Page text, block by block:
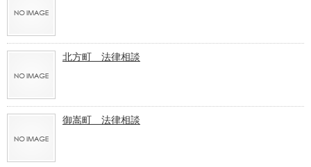
北方町 法律相談
御嵩町 法律相談